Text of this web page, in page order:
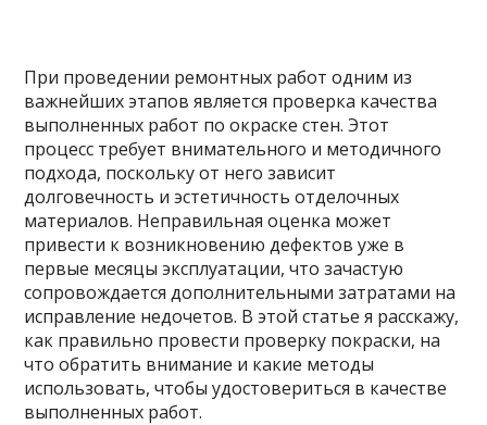
При проведении ремонтных работ одним из
важнейших этапов является проверка качества
выполненных работ по окраске стен. Этот
процесс требует внимательного и методичного
подхода, поскольку от него зависит
долговечность и эстетичность отделочных
материалов. Неправильная оценка может
привести к возникновению дефектов уже в
первые месяцы эксплуатации, что зачастую
сопровождается дополнительными затратами на
исправление недочетов. В этой статье я расскажу,
как правильно провести проверку покраски, на
что обратить внимание и какие методы
использовать, чтобы удостовериться в качестве
выполненных работ.